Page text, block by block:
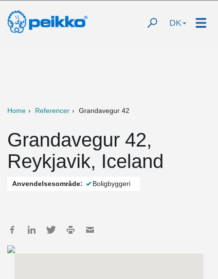
DK
Home Referencer Grandavegur 42
Grandavegur 42,
Reykjavik, Iceland
Anvendelsesområde: Boligbyggeri